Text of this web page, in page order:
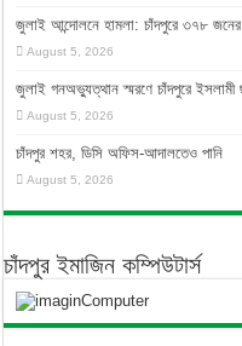
জুলাই আন্দোলনে হামলা: চাঁদপুরে ৩৭৮ জনের
August 5, 2026
জুলাই গনঅভ্যুত্থান স্মরণে চাঁদপুরে ইসলামী
August 5, 2026
চাঁদপুর শহর, ডিসি অফিস-আদালতেও পানি
August 5, 2026
চাঁদপুর ইমাজিন কম্পিউটার্স